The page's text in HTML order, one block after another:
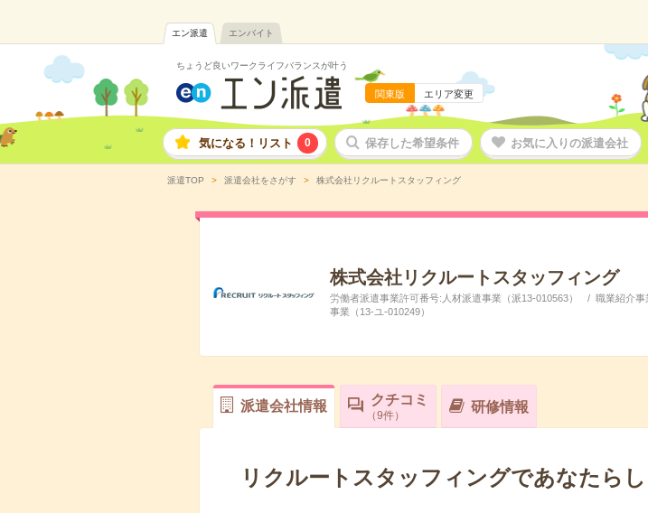
エン派遣 エンバイト
ちょうど良いワークライフバランスが叶う
関東版 エリア変更
気になる！リスト 0 保存した希望条件 お気に入りの派遣会社
派遣TOP 派遣会社をさがす 株式会社リクルートスタッフィング
株式会社リクルートスタッフィング
労働者派遣事業許可番号:人材派遣事業（派13-010563）
職業紹介事
事業（13-ユ-010249）
派遣会社情報 クチコミ
9件
研修情報
リクルートスタッフィングであなたら